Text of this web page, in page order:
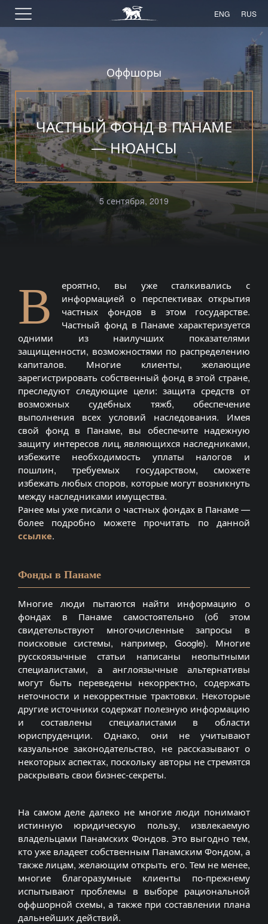
ENG RUS
Оффшоры
ЧАСТНЫЙ ФОНД В ПАНАМЕ
— НЮАНСЫ
5 сентября, 2019
В
ероятно, вы уже сталкивались с
информацией о перспективах открытия
частных фондов в этом государстве.
Частный фонд в Панаме характеризуется
одними из наилучших показателями
защищенности, возможностями по распределению
капиталов. Многие клиенты, желающие
зарегистрировать собственный фонд в этой стране,
преследуют следующие цели: защита средств от
возможных судебных тяжб, обеспечение
выполнения всех условий наследования. Имея
свой фонд в Панаме, вы обеспечите надежную
защиту интересов лиц, являющихся наследниками,
избежите необходимость уплаты налогов и
пошлин, требуемых государством, сможете
избежать любых споров, которые могут возникнуть
между наследниками имущества.
Ранее мы уже писали о частных фондах в Панаме —
более подробно можете прочитать по данной
ссылке.
Фонды в Панаме
Многие люди пытаются найти информацию о
фондах в Панаме самостоятельно (об этом
свидетельствуют многочисленные запросы в
поисковые системы, например, Google). Многие
русскоязычные статьи написаны неопытными
специалистами, а англоязычные альтернативы
могут быть переведены некорректно, содержать
неточности и некорректные трактовки. Некоторые
другие источники содержат полезную информацию
и составлены специалистами в области
юриспруденции. Однако, они не учитывают
казуальное законодательство, не рассказывают о
некоторых аспектах, поскольку авторы не стремятся
раскрывать свои бизнес-секреты.
На самом деле далеко не многие люди понимают
истинную юридическую пользу, извлекаемую
владельцами Панамских Фондов. Это выгодно тем,
кто уже владеет собственным Панамским Фондом, а
также лицам, желающим открыть его. Тем не менее,
многие благоразумные клиенты по-прежнему
испытывают проблемы в выборе рациональной
оффшорной схемы, а также при составлении плана
дальнейших действий.